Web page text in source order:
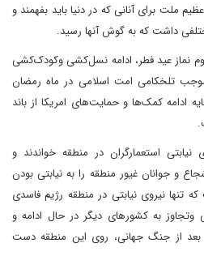
ملت برای آنانی که در دنیا باید بفهمند و
داشت که به گوش آنها رسید.
نماز عید فطر، ادامه نسل‌کشی وکودک‌کشی
تلخکامی امت اسلامی در ماه رمضان
ادامه کمک‌ها و حمایت‌های امریکا از باند
استعمارگران در منطقه خواندند و
و جوانان غیور منطقه را به نیابتی بودن
تنها نیروی نیابتی در منطقه رژیم فاسدی
به کشورهای دیگر در حال ادامه و
از جنگ جهانی، روی این منطقه دست